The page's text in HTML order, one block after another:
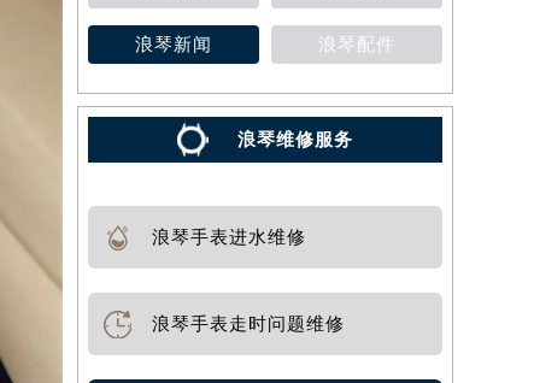
浪琴新闻 浪琴配件
浪琴维修服务
浪琴手表进水维修
浪琴手表走时问题维修